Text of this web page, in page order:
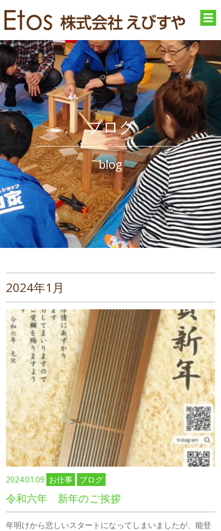
ブログ
blog
2024年1月
2024.01.09 お仕事 ブログ
令和六年 新年のご挨拶
年明けから悲しいスタートになってしまいましたが、能登